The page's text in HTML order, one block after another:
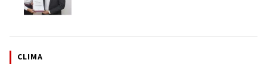
CLIMA